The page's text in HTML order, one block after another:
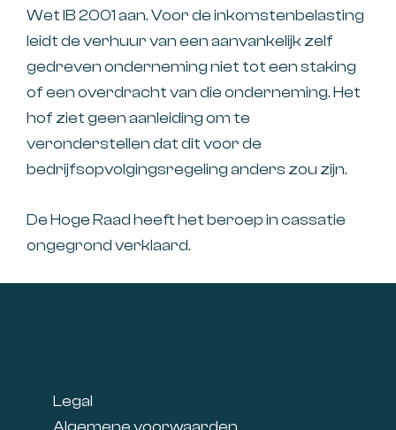
Wet IB 2001 aan. Voor de inkomstenbelasting
leidt de verhuur van een aanvankelijk zelf
gedreven onderneming niet tot een staking
of een overdracht van die onderneming. Het
hof ziet geen aanleiding om te
veronderstellen dat dit voor de
bedrijfsopvolgingsregeling anders zou zijn.
De Hoge Raad heeft het beroep in cassatie
ongegrond verklaard.
Legal